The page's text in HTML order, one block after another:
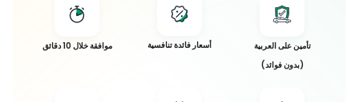
موافقة خلال 10 دقائق أسعار فائدة تنافسية
تأمين على العربية
(بدون فوائد)